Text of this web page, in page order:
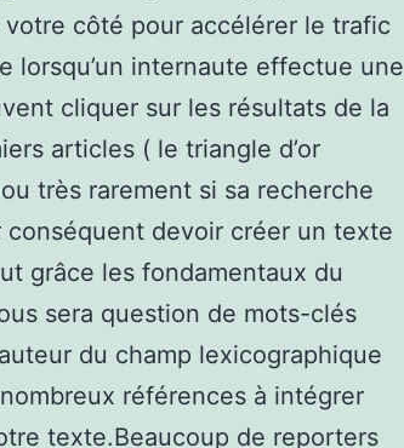
côté pour accélérer le trafic
lorsqu’un internaute effectue une
cliquer sur les résultats de la
articles ( le triangle d’or
très rarement si sa recherche
devoir créer un texte
grâce les fondamentaux du
sera question de mots-clés
du champ lexicographique
références à intégrer
texte.Beaucoup de reporters